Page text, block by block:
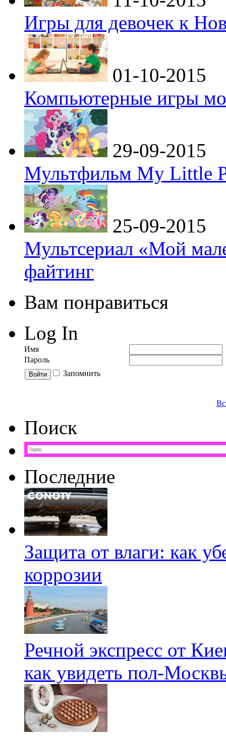
Игры для девочек к
01-10-2015
Компьютерные игры
29-09-2015
Мультфильм My Little
25-09-2015
Мультсериал «Мой
файтинг
Вам понравиться
Log In
Имя
Пароль
Запомнить
Поиск
Последние
Защита от влаги: как
коррозии
Речной экспресс от
как увидеть пол-